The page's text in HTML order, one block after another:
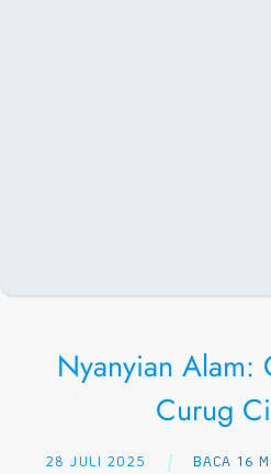
Nyanyian Alam:
Curug
28 JULI 2025 BACA 16